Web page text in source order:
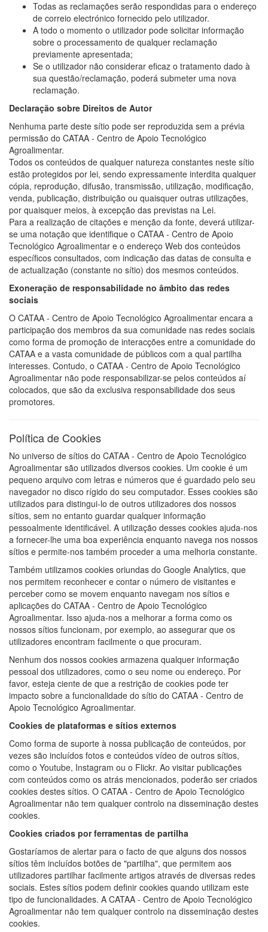
Todas as reclamações serão respondidas para o endereço
de correio electrónico fornecido pelo utilizador.
A todo o momento o utilizador pode solicitar informação
sobre o processamento de qualquer reclamação
previamente apresentada;
Se o utilizador não considerar eficaz o tratamento dado à
sua questão/reclamação, poderá submeter uma nova
reclamação.
Declaração sobre Direitos de Autor
Nenhuma parte deste sítio pode ser reproduzida sem a prévia
permissão do CATAA - Centro de Apoio Tecnológico
Agroalimentar.
Todos os conteúdos de qualquer natureza constantes neste sítio
estão protegidos por lei, sendo expressamente interdita qualquer
cópia, reprodução, difusão, transmissão, utilização, modificação,
venda, publicação, distribuição ou quaisquer outras utilizações,
por quaisquer meios, à excepção das previstas na Lei.
Para a realização de citações e menção da fonte, deverá utilizar-
se uma notação que identifique o CATAA - Centro de Apoio
Tecnológico Agroalimentar e o endereço Web dos conteúdos
específicos consultados, com indicação das datas de consulta e
de actualização (constante no sítio) dos mesmos conteúdos.
Exoneração de responsabilidade no âmbito das redes
sociais
O CATAA - Centro de Apoio Tecnológico Agroalimentar encara a
participação dos membros da sua comunidade nas redes sociais
como forma de promoção de interacções entre a comunidade do
CATAA e a vasta comunidade de públicos com a qual partilha
interesses. Contudo, o CATAA - Centro de Apoio Tecnológico
Agroalimentar não pode responsabilizar-se pelos conteúdos aí
colocados, que são da exclusiva responsabilidade dos seus
promotores.
Política de Cookies
No universo de sítios do CATAA - Centro de Apoio Tecnológico
Agroalimentar são utilizados diversos cookies. Um cookie é um
pequeno arquivo com letras e números que é guardado pelo seu
navegador no disco rígido do seu computador. Esses cookies são
utilizados para distingui-lo de outros utilizadores dos nossos
sítios, sem no entanto guardar qualquer informação
pessoalmente identificável. A utilização desses cookies ajuda-nos
a fornecer-lhe uma boa experiência enquanto navega nos nossos
sítios e permite-nos também proceder a uma melhoria constante.
Também utilizamos cookies oriundas do Google Analytics, que
nos permitem reconhecer e contar o número de visitantes e
perceber como se movem enquanto navegam nos sítios e
aplicações do CATAA - Centro de Apoio Tecnológico
Agroalimentar. Isso ajuda-nos a melhorar a forma como os
nossos sítios funcionam, por exemplo, ao assegurar que os
utilizadores encontram facilmente o que procuram.
Nenhum dos nossos cookies armazena qualquer informação
pessoal dos utilizadores, como o seu nome ou endereço. Por
favor, esteja ciente de que a restrição de cookies pode ter
impacto sobre a funcionalidade do sítio do CATAA - Centro de
Apoio Tecnológico Agroalimentar.
Cookies de plataformas e sítios externos
Como forma de suporte à nossa publicação de conteúdos, por
vezes são incluídos fotos e conteúdos vídeo de outros sítios,
como o Youtube, Instagram ou o Flickr. Ao visitar publicações
com conteúdos como os atrás mencionados, poderão ser criados
cookies destes sítios. O CATAA - Centro de Apoio Tecnológico
Agroalimentar não tem qualquer controlo na disseminação destes
cookies.
Cookies criados por ferramentas de partilha
Gostaríamos de alertar para o facto de que alguns dos nossos
sítios têm incluídos botões de "partilha", que permitem aos
utilizadores partilhar facilmente artigos através de diversas redes
sociais. Estes sítios podem definir cookies quando utilizam este
tipo de funcionalidades. A CATAA - Centro de Apoio Tecnológico
Agroalimentar não tem qualquer controlo na disseminação destes
cookies.